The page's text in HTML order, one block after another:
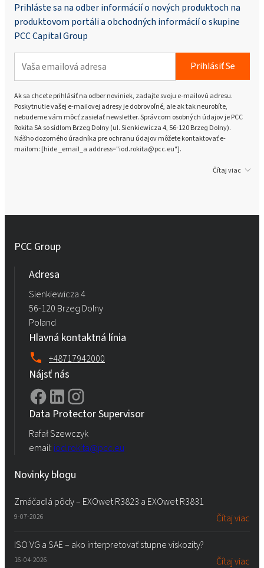
Prihláste sa na odber informácií o nových produktoch na
produktovom portáli a obchodných informácií o skupine
PCC Capital Group
Prihlásiť Se
Ak sa chcete prihlásiť na odber noviniek, zadajte svoju e-mailovú adresu.
Poskytnutie vašej e-mailovej adresy je dobrovoľné, ale ak tak neurobíte,
nebudeme vám môcť zasielať newsletter. Správcom osobných údajov je PCC
Rokita SA so sídlom Brzeg Dolny (ul. Sienkiewicza 4, 56-120 Brzeg Dolny).
Nášho dozorného úradníka pre ochranu údajov môžete kontaktovať e-
mailom: [hide _email_a address="iod.rokita@pcc.eu"].
Čítaj viac
PCC Group
Adresa
Sienkiewicza 4
56-120 Brzeg Dolny
Poland
Hlavná kontaktná línia
+48717942000
Nájsť nás
Data Protector Supervisor
Rafał Szewczyk
email: iod.rokita@pcc.eu
Novinky blogu
Zmáčadlá pôdy – EXOwet R3823 a EXOwet R3831
9-07-2026 Čítaj viac
ISO VG a SAE – ako interpretovať stupne viskozity?
16-04-2026 Čítaj viac